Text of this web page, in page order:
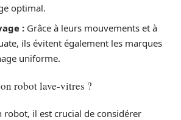
optimal.
: Grâce à leurs mouvements et à
ils évitent également les marques
uniforme.
robot lave-vitres ?
robot, il est crucial de considérer